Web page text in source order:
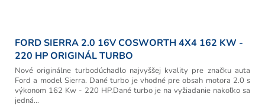
FORD SIERRA 2.0 16V COSWORTH 4X4 162 KW -
220 HP ORIGINÁL TURBO
Nové originálne turbodúchadlo najvyššej kvality pre značku auta
Ford a model Sierra. Dané turbo je vhodné pre obsah motora 2.0 s
výkonom 162 Kw - 220 HP.Dané turbo je na vyžiadanie nakoľko sa
jedná...